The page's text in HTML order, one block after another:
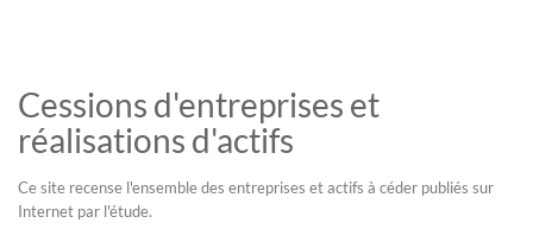
Cessions d'entreprises et
réalisations d'actifs
Ce site recense l'ensemble des entreprises et actifs à céder publiés sur
Internet par l'étude.